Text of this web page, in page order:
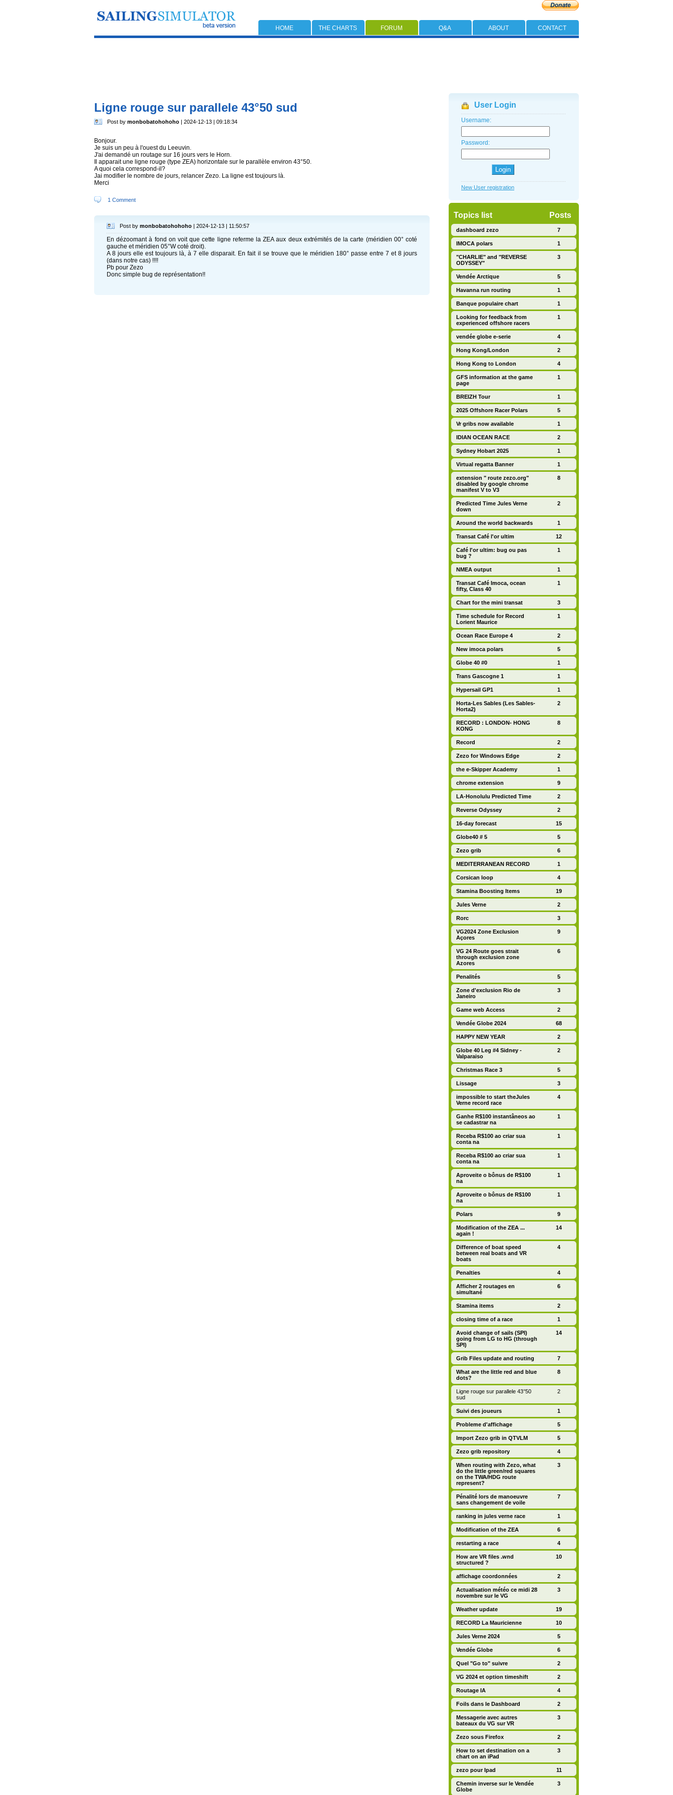
HOME THE CHARTS FORUM Q&A ABOUT CONTACT
Ligne rouge sur parallele 43°50 sud
Post by monbobatohohoho | 2024-12-13 | 09:18:34
Bonjour.
Je suis un peu à l'ouest du Leeuvin.
J'ai demandé un routage sur 16 jours vers le Horn.
Il apparait une ligne rouge (type ZEA) horizontale sur le parallèle environ 43°50.
A quoi cela correspond-il?
Jai modifier le nombre de jours, relancer Zezo. La ligne est toujours là.
Merci
1 Comment
Post by monbobatohohoho | 2024-12-13 | 11:50:57
En dézoomant à fond on voit que cette ligne referme la ZEA aux deux extrémités de la carte (méridien 00° coté
gauche et méridien 05°W coté droit).
A 8 jours elle est toujours là, à 7 elle disparait. En fait il se trouve que le méridien 180° passe entre 7 et 8 jours
(dans notre cas) !!!!
Pb pour Zezo
Donc simple bug de représentation!!
User Login
Username:
Password:
New User registration
Topics list Posts
dashboard zezo 7
IMOCA polars 1
"CHARLIE" and "REVERSE
ODYSSEY"
3
Vendée Arctique 5
Havanna run routing 1
Banque populaire chart 1
Looking for feedback from
experienced offshore racers
1
vendée globe e-serie 4
Hong Kong/London 2
Hong Kong to London 4
GFS information at the game
page
1
BREIZH Tour 1
2025 Offshore Racer Polars 5
Vr gribs now available 1
IDIAN OCEAN RACE 2
Sydney Hobart 2025 1
Virtual regatta Banner 1
extension " route zezo.org"
disabled by google chrome
manifest V to V3
8
Predicted Time Jules Verne
down
2
Around the world backwards 1
Transat Café l'or ultim 12
Café l'or ultim: bug ou pas
bug ?
1
NMEA output 1
Transat Café Imoca, ocean
fifty, Class 40
1
Chart for the mini transat 3
Time schedule for Record
Lorient Maurice
1
Ocean Race Europe 4 2
New imoca polars 5
Globe 40 #0 1
Trans Gascogne 1 1
Hypersail GP1 1
Horta-Les Sables (Les Sables-
Horta2)
2
RECORD : LONDON- HONG
KONG
8
Record 2
Zezo for Windows Edge 2
the e-Skipper Academy 1
chrome extension 9
LA-Honolulu Predicted Time 2
Reverse Odyssey 2
16-day forecast 15
Globe40 # 5 5
Zezo grib 6
MEDITERRANEAN RECORD 1
Corsican loop 4
Stamina Boosting Items 19
Jules Verne 2
Rorc 3
VG2024 Zone Exclusion
Açores
9
VG 24 Route goes strait
through exclusion zone
Azores
6
Penalités 5
Zone d'exclusion Rio de
Janeiro
3
Game web Access 2
Vendée Globe 2024 68
HAPPY NEW YEAR 2
Globe 40 Leg #4 Sidney -
Valparaiso
2
Christmas Race 3 5
Lissage 3
impossible to start theJules
Verne record race
4
Ganhe R$100 instantâneos ao
se cadastrar na
1
Receba R$100 ao criar sua
conta na
1
Receba R$100 ao criar sua
conta na
1
Aproveite o bônus de R$100
na
1
Aproveite o bônus de R$100
na
1
Polars 9
Modification of the ZEA ...
again !
14
Difference of boat speed
between real boats and VR
boats
4
Penalties 4
Afficher 2 routages en
simultané
6
Stamina items 2
closing time of a race 1
Avoid change of sails (SPI)
going from LG to HG (through
SPI)
14
Grib Files update and routing 7
What are the little red and blue
dots?
8
Ligne rouge sur parallele 43°50
sud
2
Suivi des joueurs 1
Probleme d'affichage 5
Import Zezo grib in QTVLM 5
Zezo grib repository 4
When routing with Zezo, what
do the little green/red squares
on the TWA/HDG route
represent?
3
Pénalité lors de manoeuvre
sans changement de voile
7
ranking in jules verne race 1
Modification of the ZEA 6
restarting a race 4
How are VR files .wnd
structured ?
10
affichage coordonnées 2
Actualisation météo ce midi 28
novembre sur le VG
3
Weather update 19
RECORD La Mauricienne 10
Jules Verne 2024 5
Vendée Globe 6
Quel "Go to" suivre 2
VG 2024 et option timeshift 2
Routage IA 4
Foils dans le Dashboard 2
Messagerie avec autres
bateaux du VG sur VR
3
Zezo sous Firefox 2
How to set destination on a
chart on an iPad
3
zezo pour Ipad 11
Chemin inverse sur le Vendée
Globe
3